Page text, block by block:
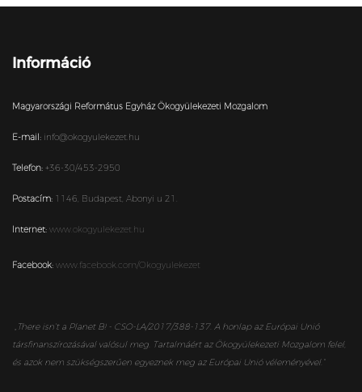
Információ
Magyarországi Református Egyház Ökogyülekezeti Mozgalom
E-mail: info@okogyulekezet.hu
Telefon: +36-30/453-2950
Postacím: 1146, Budapest, Abonyi u 21.
Internet: www.okogyulekezet.hu
Facebook: www.facebook.com/Okogyulekezet
„ There isn’t a Planet B! - CSO-LA/2017/388-137. A honlap az Európai Unió
társfinanszírozásával valósul meg. Tartalmáért az Ökogyülekezeti Mozgalom felel,
és azok nem szükségszerűen egyeznek meg az Európai Unió véleményével.”